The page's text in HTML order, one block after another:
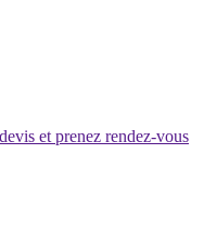
et prenez rendez-vous